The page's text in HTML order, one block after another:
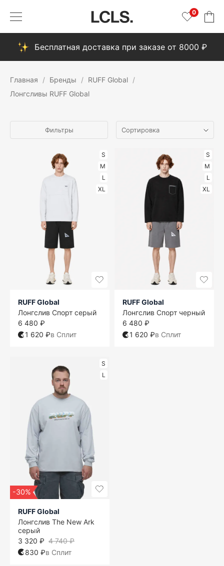
0
Бесплатная доставка при заказе от 8000 ₽
Главная Бренды
RUFF Global
Лонгсливы RUFF Global
Фильтры
S
M
L
XL
RUFF Global
Лонгслив Спорт серый
6 480 ₽
1 620 ₽в Сплит
S
M
L
XL
RUFF Global
Лонгслив Спорт черный
6 480 ₽
1 620 ₽в Сплит
S
L
-30%
RUFF Global
Лонгслив The New Ark
серый
4 740 ₽
3 320 ₽
830 ₽в Сплит